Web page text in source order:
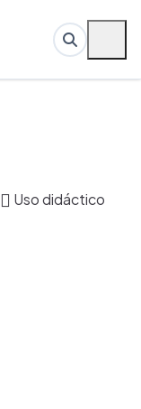
Uso didáctico